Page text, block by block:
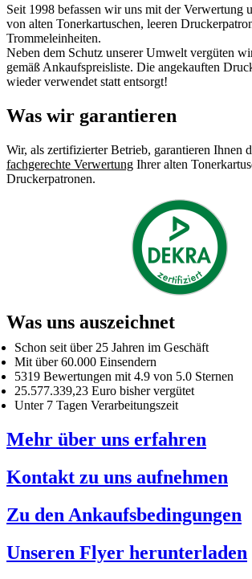
Seit 1998 befassen wir uns mit der Verwertung
von alten Tonerkartuschen, leeren
Trommeleinheiten.
Neben dem Schutz unserer Umwelt vergüten
gemäß Ankaufspreisliste. Die angekauften
wieder verwendet statt entsorgt!
Was wir garantieren
Wir, als zertifizierter Betrieb, garantieren Ihnen
fachgerechte Verwertung Ihrer alten
Druckerpatronen.
Was uns auszeichnet
Schon seit über 25 Jahren im Geschäft
Mit über 60.000 Einsendern
5319 Bewertungen mit 4.9 von 5.0 Sternen
25.577.339,23 Euro bisher vergütet
Unter 7 Tagen Verarbeitungszeit
Mehr über uns erfahren
Kontakt zu uns aufnehmen
Zu den Ankaufsbedingungen
Unseren Flyer herunterladen